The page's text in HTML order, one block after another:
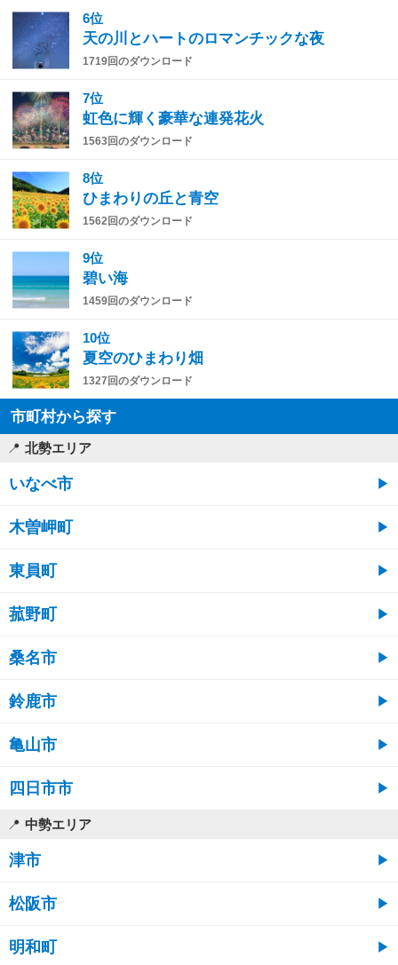
6位
天の川とハートのロマンチックな夜
1719回のダウンロード
7位
虹色に輝く豪華な連発花火
1563回のダウンロード
8位
ひまわりの丘と青空
1562回のダウンロード
9位
碧い海
1459回のダウンロード
10位
夏空のひまわり畑
1327回のダウンロード
市町村から探す
北勢エリア
いなべ市
木曽岬町
東員町
菰野町
桑名市
鈴鹿市
亀山市
四日市市
中勢エリア
津市
松阪市
明和町